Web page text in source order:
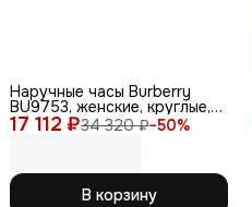
17 112 ₽34 320 ₽−50%
Наручные часы Burberry
BU9753, женские, круглые,
аналоговые, кварцевые, IP
В корзину